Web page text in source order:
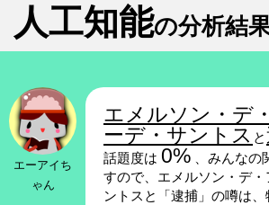
人工知能の分析結
エーアイち
ゃん
エメルソン・デ
ーデ・サントス と
話題度は 0% 、みんなの
すので、エメルソン・デ
ントスと「逮捕」の噂は